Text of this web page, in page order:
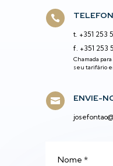

t. +351 253
f. +351 253
Chamada
seu tarifário
 ENVIE-
Nome *